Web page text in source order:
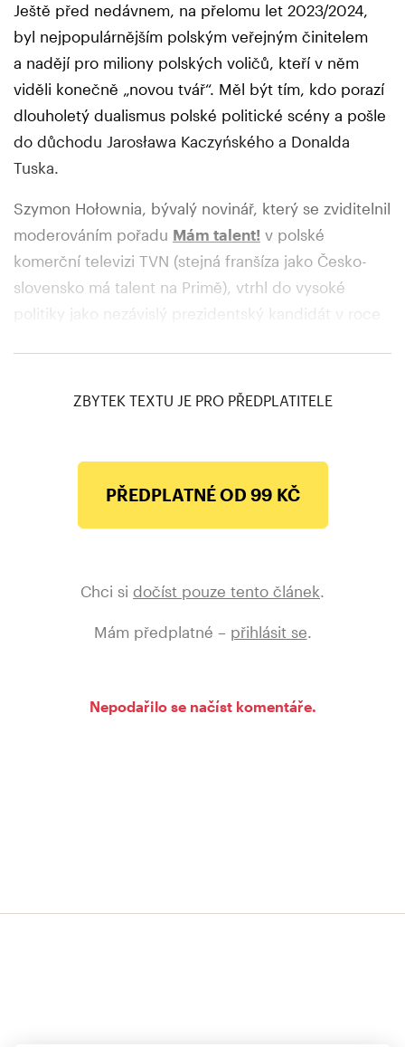
Ještě před nedávnem, na přelomu let 2023/2024,
byl nejpopulárnějším polským veřejným činitelem
a nadějí pro miliony polských voličů, kteří v něm
viděli konečně „novou tvář“. Měl být tím, kdo porazí
dlouholetý dualismus polské politické scény a pošle
do důchodu Jarosława Kaczyńského a Donalda
Tuska.
Szymon Hołownia, bývalý novinář, který se zviditelnil
moderováním pořadu Mám talent! v polské
komerční televizi TVN (stejná franšíza jako Česko-
slovensko má talent na Primě), vtrhl do vysoké
politiky jako nezávislý preziden tský kandidát v roce
ZBYTEK TEXTU JE PRO PŘEDPLATITELE
PŘEDPLATNÉ OD 99 KČ
Chci si dočíst pouze tento článek
Mám předplatné – přihlásit se
Nepodařilo se načíst komentáře.